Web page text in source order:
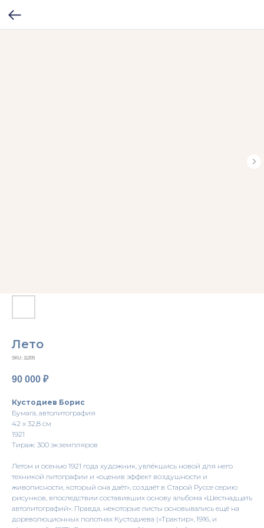
Лето
SKU: 11205
90 000 ₽
Кустодиев Борис
Бумага, автолитография
42 х 32,8 см
1921
Тираж: 300 экземпляров
Летом и осенью 1921 года художник, увлёкшись новой для него
техникой литографии и «оценив эффект воздушности и
живописности, который она даёт», создаёт в Старой Руссе серию
рисунков, впоследствии составивших основу альбома «Шестнадцать
автолитографий». Правда, некоторые листы основывались ещё на
дореволюционных полотнах Кустодиева («Трактир», 1916, и